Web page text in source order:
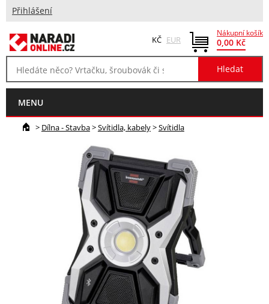
Přihlášení
Nákupní košík
0,00 Kč
KČ EUR
MENU
> Dílna - Stavba>Svítidla, kabely>Svítidla